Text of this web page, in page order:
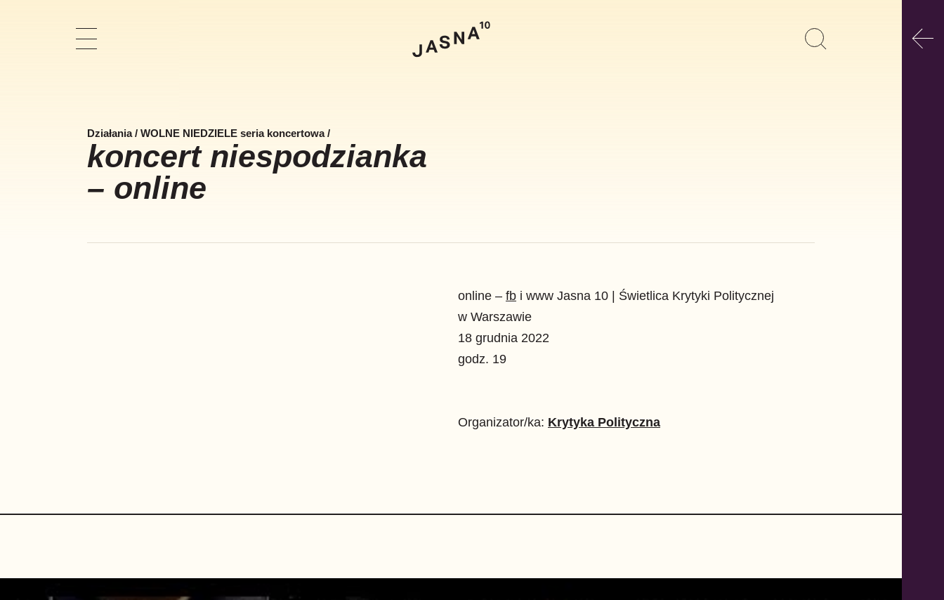
Szukaj
Działania/ WOLNE NIEDZIELE seria koncertowa/
koncert niespodzianka
– online
online – fb i www Jasna 10 | Świetlica Krytyki Politycznej
w Warszawie
18 grudnia 2022
godz. 19
Organizator/ka: Krytyka Polityczna